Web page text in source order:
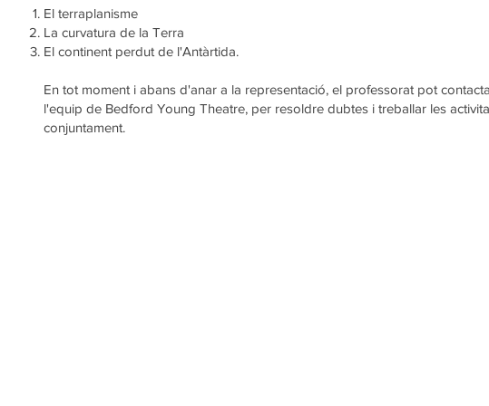
El terraplanisme
La curvatura de la Terra
El continent perdut de l'Antàrtida.
En tot moment i abans d'anar a la representació, el professorat pot
l'equip de Bedford Young Theatre, per resoldre dubtes i treballar les
conjuntament.